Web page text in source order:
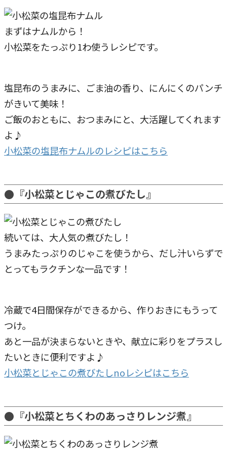
まずはナムルから！
小松菜をたっぷり1わ使うレシピです。
塩昆布のうまみに、ごま油の香り、にんにくのパンチ
がきいて美味！
ご飯のおともに、おつまみにと、大活躍してくれます
よ♪
小松菜の塩昆布ナムルのレシピはこちら
●『小松菜とじゃこの煮びたし』
続いては、大人気の煮びたし！
うまみたっぷりのじゃこを使うから、だし汁いらずで
とってもラクチンな一品です！
冷蔵で4日間保存ができるから、作りおきにもうって
つけ。
あと一品が決まらないときや、献立に彩りをプラスし
たいときに便利ですよ♪
小松菜とじゃこの煮びたしnoレシピはこちら
●『小松菜とちくわのあっさりレンジ煮』